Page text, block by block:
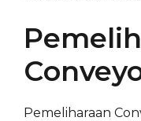
Pemeliharaan